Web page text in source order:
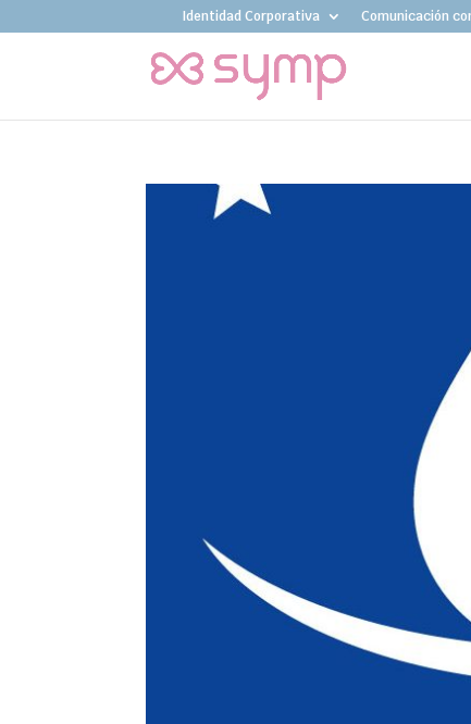
Identidad Corporativa Comunicación